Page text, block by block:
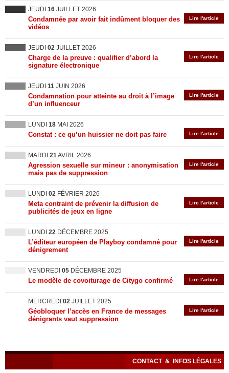
JEUDI 16 JUILLET 2026
Lire l'article
Condamnée par avoir fait indûment bloquer des
vidéos
JEUDI 02 JUILLET 2026
Lire l'article
Charge de la preuve : qualifier d’abord la
signature électronique
JEUDI 11 JUIN 2026
Lire l'article
Condamnation pour atteinte au droit à l’image
d’un influenceur
LUNDI 18 MAI 2026
Lire l'article
Constat : ce qu’un huissier ne doit pas faire
MARDI 21AVRIL 2026
Lire l'article
Agression sexuelle sur mineur : anonymisation
mais pas de suppression
LUNDI 02 FÉVRIER 2026
Lire l'article
Meta contraint de prévenir la diffusion de
publicités de jeux en ligne
LUNDI 22 DÉCEMBRE 2025
Lire l'article
L’éditeur européen de Playboy condamné pour
dénigrement
VENDREDI 05 DÉCEMBRE 2025
Lire l'article
Le modèle de covoiturage de Citygo confirmé
MERCREDI 02 JUILLET 2025
Lire l'article
Géobloquer l’accès en France de messages
dénigrants vaut suppression
CONTACT & INFOS LÉGALES